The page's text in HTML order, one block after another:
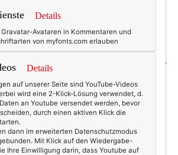
Überhaupt war er ein großer
Musik, einen Teil seiner
ich geerbt, der andere befindet
bei meinen Eltern. Immer an
an meinen Großvater und daran, mir
neuen Plattenspieler zu kaufen,
Schätze zu hören.
das ja 2022, wer weiß … Sein
habe ich…
Details
Avataren in Kommentaren und
von myfonts.com erlauben
Details
auf unserer Seite sind YouTube-Videos
wird eine 2-Klick-Lösung verwendet, d.
an Youtube versendet werden, bevor
durch einen aktiven Klick die
dann im erweiterten Datenschutzmodus
Mit Klick auf den Wiedergabe-
Ihre Einwilligung darin, dass Youtube auf